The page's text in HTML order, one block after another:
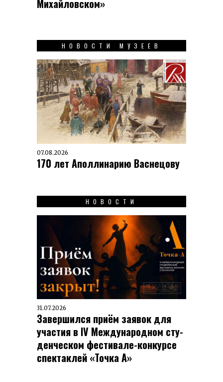
Михайловском»
НОВОСТИ МУЗЕЕВ
07.08.2026
170 лет Аполлинарию Васнецову
НОВОСТИ
31.07.2026
Завершился приём заявок для
участия в IV Меж­ду­на­род­ном сту­
ден­чес­ком фес­ти­вале-кон­кур­се
спек­таклей «Точка А»